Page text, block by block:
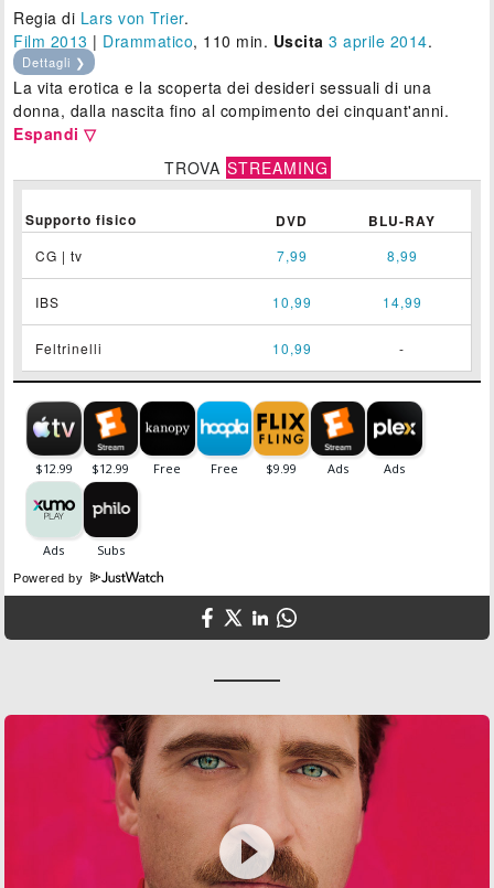
Regia di Lars von Trier.
Film 2013 | Drammatico, 110 min. Uscita 3 aprile 2014.
Dettagli ❯
La vita erotica e la scoperta dei desideri sessuali di una
donna, dalla nascita fino al compimento dei cinquant'anni.
Espandi ▽
TROVA STREAMING
Supporto fisico DVD BLU-RAY
CG | tv 7,99 8,99
IBS 10,99 14,99
Feltrinelli 10,99 -
Powered by
